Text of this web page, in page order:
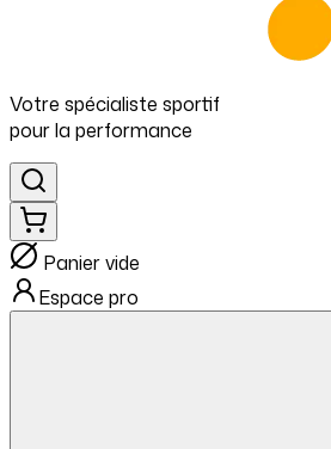
Votre spécialiste sportif
pourla performance
Panier vide
Espace pro